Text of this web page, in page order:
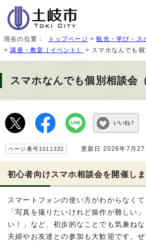
現在の位置： トップページ >観光・学び・ス
>講座・教室［イベント］ > スマホなんでも個
スマホなんでも個別相談会
いいね！
ページ番号1011332 更新日 2026年7月27
初心者向けスマホ相談会を開催し
スマートフォンの使い方がわからなく
「写真を撮りたいけれど操作が難しい
い！」など、初歩的なことでも気兼ね
夫婦やお友達との参加も大歓迎です。